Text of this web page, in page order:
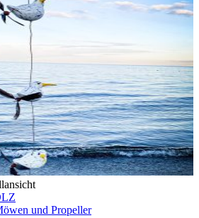
und Propeller